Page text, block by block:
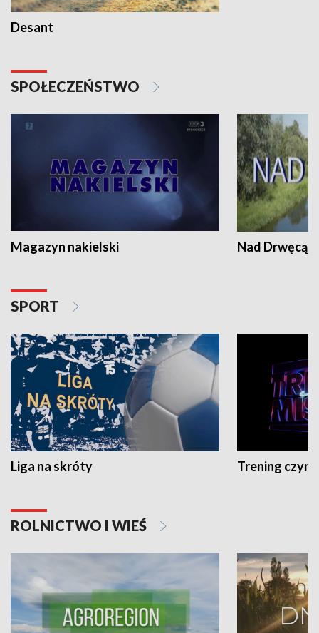
Desant
SPOŁECZEŃSTWO
Magazyn nakielski Nad Drwęcą
SPORT
Liga na skróty Trening czyni
ROLNICTWO I WIEŚ